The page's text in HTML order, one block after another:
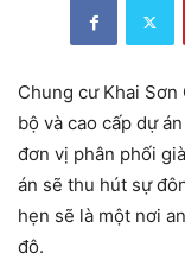
Chung cư Khai
bộ và cao cấp dự
đơn vị phân phối
án sẽ thu hút sự
hẹn sẽ là một nơi
đô.